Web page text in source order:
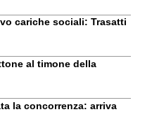
cariche sociali: Trasatti
al timone della
la concorrenza: arriva